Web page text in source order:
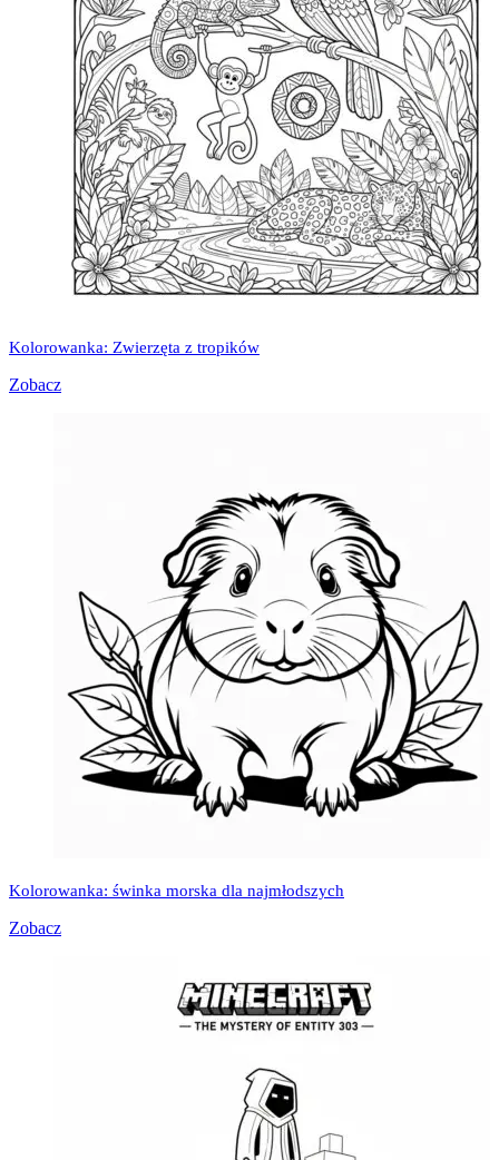
Kolorowanka: Zwierzęta z tropików
Zobacz
Kolorowanka: świnka morska dla najmłodszych
Zobacz